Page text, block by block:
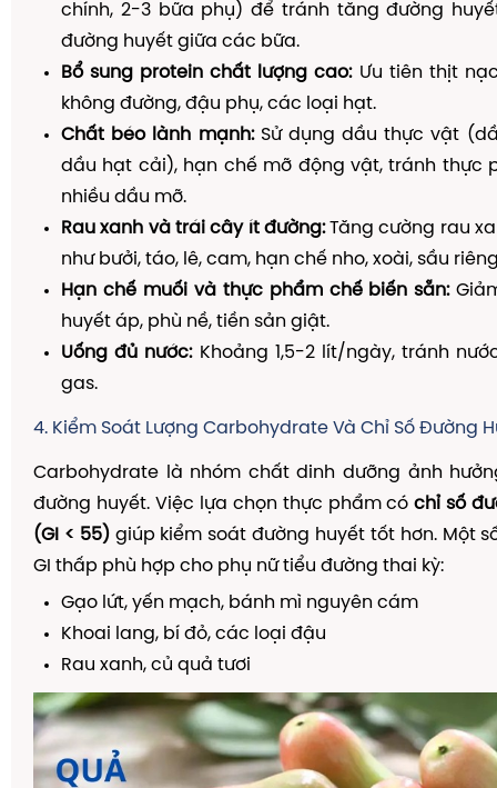
chính, 2-3 bữa phụ) để tránh tăng đường
đường huyết giữa các bữa.
Bổ sung protein chất lượng cao:Ưu tiên thịt
không đường, đậu phụ, các loại hạt.
Chất béo lành mạnh:Sử dụng dầu thực vật
dầu hạt cải), hạn chế mỡ động vật, tránh thực
nhiều dầu mỡ.
Rau xanh và trái cây ít đường:Tăng cường rau
như bưởi, táo, lê, cam, hạn chế nho, xoài, sầu
Hạn chế muối và thực phẩm chế biến sẵn:
huyết áp, phù nề, tiền sản giật.
Uống đủ nước:Khoảng 1,5-2 lít/ngày, tránh
gas.
4. Kiểm Soát Lượng Carbohydrate Và Chỉ Số Đường
Carbohydrate là nhóm chất dinh dưỡng ảnh
đường huyết. Việc lựa chọn thực phẩm cóchỉ số
(GI < 55)giúp kiểm soát đường huyết tốt hơn. Một
GI thấp phù hợp cho phụ nữ tiểu đường thai kỳ:
Gạo lứt, yến mạch, bánh mì nguyên cám
Khoai lang, bí đỏ, các loại đậu
Rau xanh, củ quả tươi